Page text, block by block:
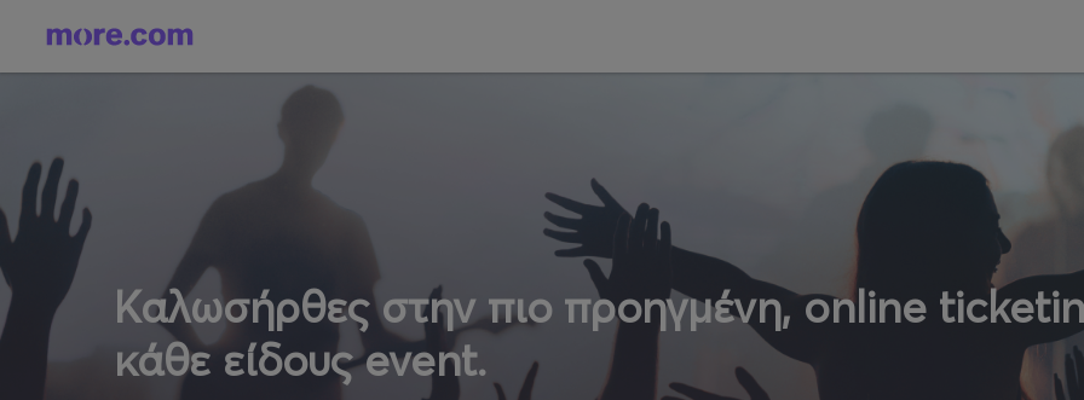
Καλωσήρθες στην πιο προηγμένη, online
κάθε είδους event.